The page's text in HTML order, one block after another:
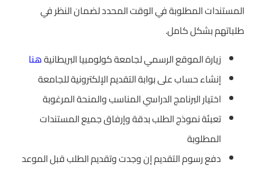
المستندات المطلوبة في الوقت المحدد لضمان النظر في
طلباتهم بشكل كامل.
زيارة الموقع الرسمي لجامعة كولومبيا البريطانيةهنا
إنشاء حساب على بوابة التقديم الإلكترونية للجامعة
اختيار البرنامج الدراسي المناسب والمنحة المرغوبة
تعبئة نموذج الطلب بدقة وإرفاق جميع المستندات
المطلوبة
دفع رسوم التقديم إن وجدت وتقديم الطلب قبل الموعد